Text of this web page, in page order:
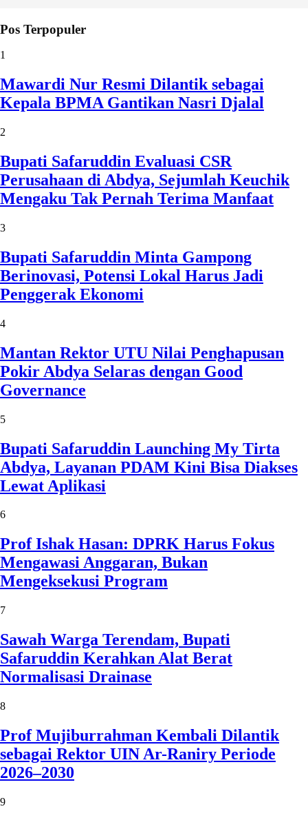
Pos Terpopuler
1
Mawardi Nur Resmi Dilantik sebagai
Kepala BPMA Gantikan Nasri Djalal
2
Bupati Safaruddin Evaluasi CSR
Perusahaan di Abdya, Sejumlah Keuchik
Mengaku Tak Pernah Terima Manfaat
3
Bupati Safaruddin Minta Gampong
Berinovasi, Potensi Lokal Harus Jadi
Penggerak Ekonomi
4
Mantan Rektor UTU Nilai Penghapusan
Pokir Abdya Selaras dengan Good
Governance
5
Bupati Safaruddin Launching My Tirta
Abdya, Layanan PDAM Kini Bisa Diakses
Lewat Aplikasi
6
Prof Ishak Hasan: DPRK Harus Fokus
Mengawasi Anggaran, Bukan
Mengeksekusi Program
7
Sawah Warga Terendam, Bupati
Safaruddin Kerahkan Alat Berat
Normalisasi Drainase
8
Prof Mujiburrahman Kembali Dilantik
sebagai Rektor UIN Ar-Raniry Periode
2026–2030
9